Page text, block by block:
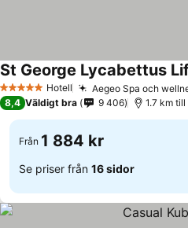
5 Stjärnor Hotell Aegeo Spa och
St George Lycabettus
8,4 Väldigt bra 9 406 1.7 km
Från 1 884 kr
Se priser från 16 sidor